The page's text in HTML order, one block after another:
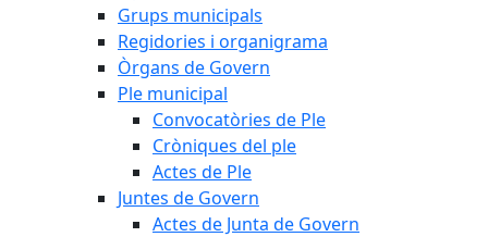
Grups municipals
Regidories i organigrama
Òrgans de Govern
Ple municipal
Convocatòries de Ple
Cròniques del ple
Actes de Ple
Juntes de Govern
Actes de Junta de Govern